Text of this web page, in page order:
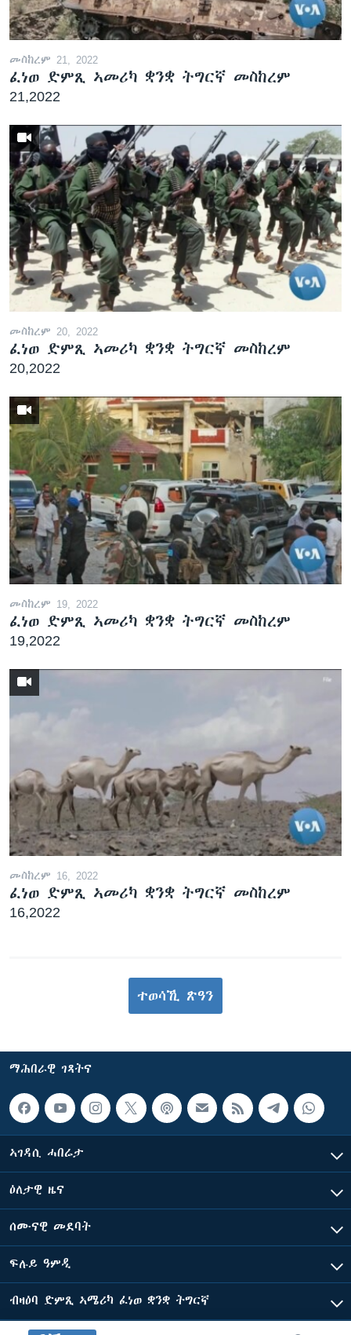
መስከረም 21, 2022
ፈነወ ድምጺ ኣመሪካ ቋንቋ ትግርኛ መስከረም
21,2022
መስከረም 20, 2022
ፈነወ ድምጺ ኣመሪካ ቋንቋ ትግርኛ መስከረም
20,2022
መስከረም 19, 2022
ፈነወ ድምጺ ኣመሪካ ቋንቋ ትግርኛ መስከረም
19,2022
መስከረም 16, 2022
ፈነወ ድምጺ ኣመሪካ ቋንቋ ትግርኛ መስከረም
16,2022
ተወሳኺ ጽዓን
ማሕበራዊ ገጻትና
ኣገዳሲ ሓበሬታ
ዕለታዊ ዜና
ሰሙናዊ መደባት
ፍሉይ ዓምዲ
ብዛዕባ ድምጺ ኣሜሪካ ፈነወ ቋንቋ ትግርኛ